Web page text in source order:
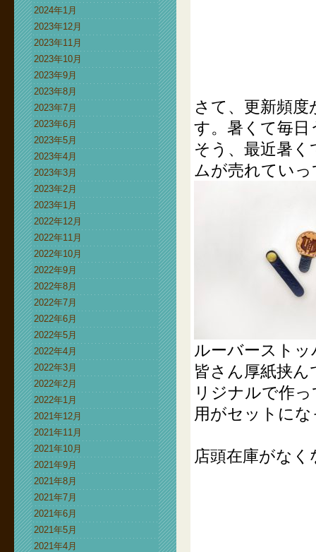
2024年1月
2023年12月
2023年11月
2023年10月
2023年9月
2023年8月
2023年7月
2023年6月
2023年5月
2023年4月
2023年3月
2023年2月
2023年1月
2022年12月
2022年11月
2022年10月
2022年9月
2022年8月
2022年7月
2022年6月
2022年5月
2022年4月
2022年3月
2022年2月
2022年1月
2021年12月
2021年11月
2021年10月
2021年9月
2021年8月
2021年7月
2021年6月
2021年5月
2021年4月
さて、更新頻
す。暑くて毎
そう、最近暑
ムが売れてい
ルーバースト
皆さん厚紙挟
リジナルで作
用がセットに
店頭在庫がな